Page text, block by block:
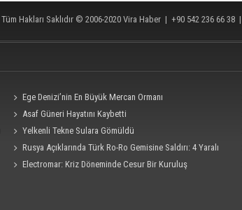
Tüm Hakları Saklıdır © 2006-2020 Vira Haber | +90 542 236 66 38 |
Ege Denizi’nin En Büyük Mercan Ormanı
Asaf Güneri Hayatını Kaybetti
Yelkenli Tekne Sulara Gömüldü
Rusya Açıklarında Türk Ro-Ro Gemisine Saldırı: 4 Yaralı
Electromar: Kriz Döneminde Cesur Bir Kuruluş